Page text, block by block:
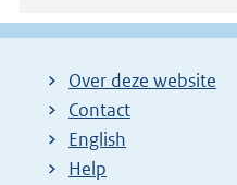
Over deze website
Contact
English
Help